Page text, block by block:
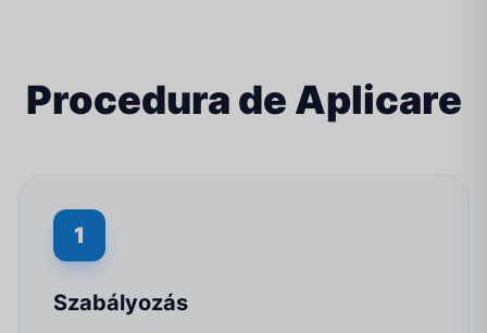
Procedura de Aplicare
1
Szabályozás